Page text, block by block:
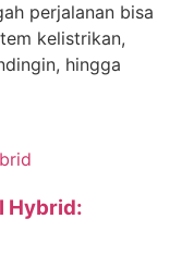
perjalanan bisa
kelistrikan,
hingga
Hybrid: